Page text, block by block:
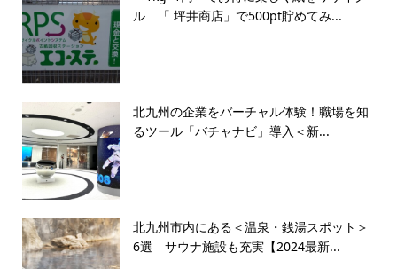
ル 「 坪井商店」で500pt貯めてみ...
北九州の企業をバーチャル体験！職場を知
るツール「バチャナビ」導入＜新...
北九州市内にある＜温泉・銭湯スポット＞
6選 サウナ施設も充実【2024最新...